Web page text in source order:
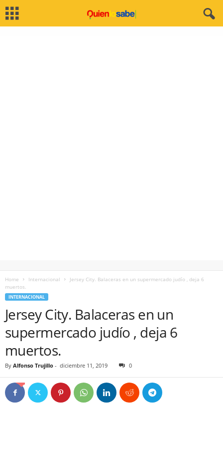
Home Internacional
Jersey City. Balaceras en un supermercado judío , deja 6
muertos.
INTERNACIONAL
Jersey City. Balaceras en un
supermercado judío , deja 6
muertos.
By Alfonso Trujillo - diciembre 11, 2019 0